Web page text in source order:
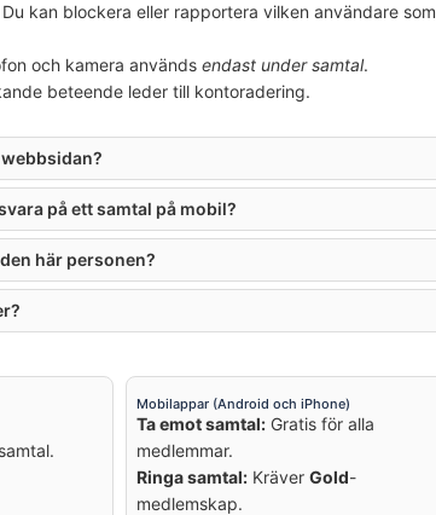
Du kan blockera eller rapportera vilken användare som
och kamera används endast under samtal.
beteende leder till kontoradering.
på ett samtal på mobil?
här personen?
Mobilappar (Android och iPhone)
Ta emot samtal:Gratis för alla
medlemmar.
Ringa samtal:Kräver Gold-
medlemskap.